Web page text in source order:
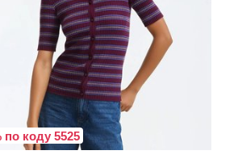
по коду 5525